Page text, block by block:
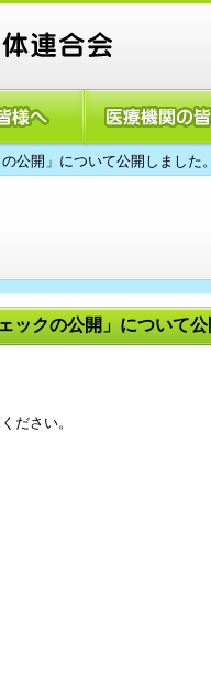
公開」について公開しました
ックの公開」について
ださい。